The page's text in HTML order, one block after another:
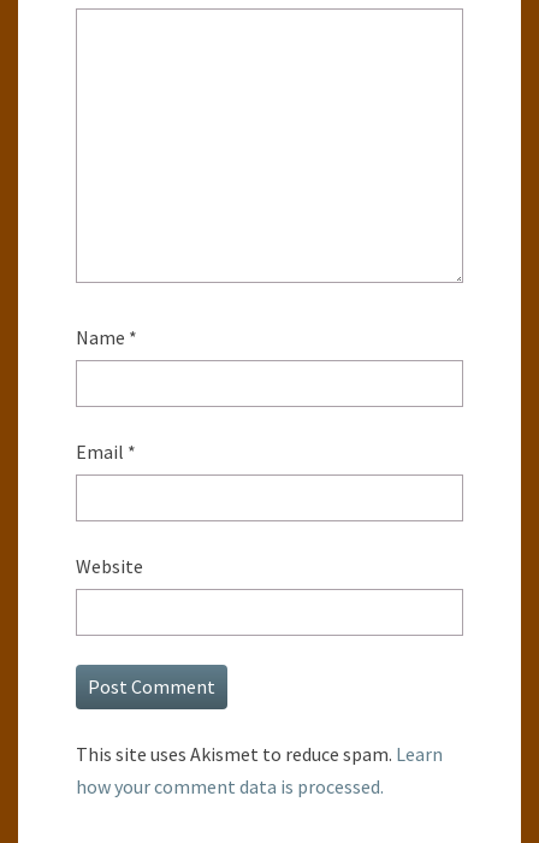
Name *
Email *
Website
This site uses Akismet to reduce spam. Learn
how your comment data is processed.